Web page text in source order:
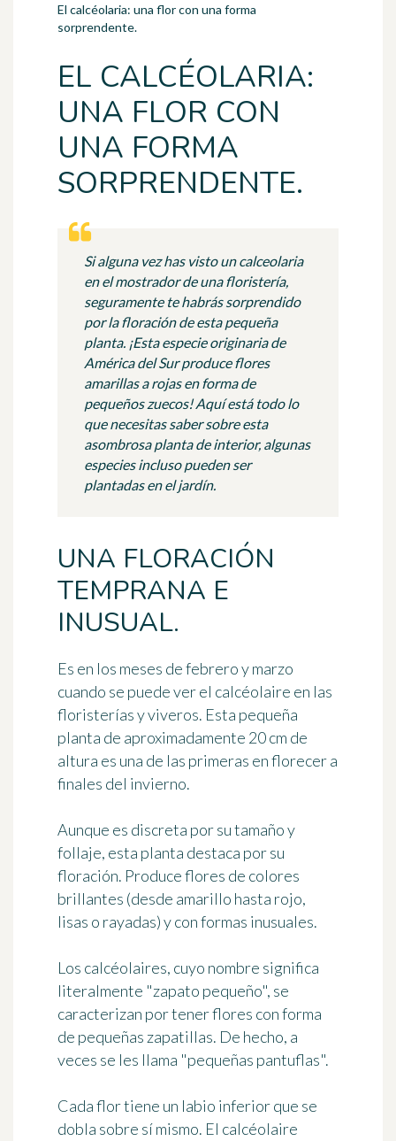
El calcéolaria: una flor con una forma
sorprendente.
EL CALCÉOLARIA:
UNA FLOR CON
UNA FORMA
SORPRENDENTE.
Si alguna vez has visto un calceolaria
en el mostrador de una floristería,
seguramente te habrás sorprendido
por la floración de esta pequeña
planta. ¡Esta especie originaria de
América del Sur produce flores
amarillas a rojas en forma de
pequeños zuecos! Aquí está todo lo
que necesitas saber sobre esta
asombrosa planta de interior, algunas
especies incluso pueden ser
plantadas en el jardín.
UNA FLORACIÓN
TEMPRANA E
INUSUAL.
Es en los meses de febrero y marzo
cuando se puede verel calcéolaire en las
floristerías y viveros. Esta pequeña
planta de aproximadamente 20 cm de
altura es una de las primeras en florecer a
finales del invierno.
Aunque es discreta por su tamaño y
follaje, esta planta destaca por su
floración. Produceflores de colores
brillantes (desde amarillo hasta rojo,
lisas o rayadas) ycon formas inusuales.
Los calcéolaires, cuyo nombre significa
literalmente "zapato pequeño", se
caracterizan por tener flores con forma
de pequeñas zapatillas. De hecho, a
veces se les llama "pequeñas pantuflas".
Cada flor tiene un labio inferior que se
dobla sobre sí mismo. El calcéolaire